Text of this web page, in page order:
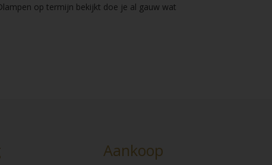
op termijn bekijkt doe je al gauw wat
Aankoop